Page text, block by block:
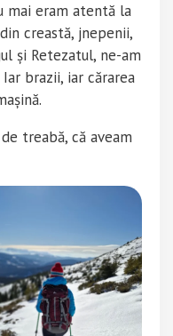
mai eram atentă la
creastă, jnepenii,
și Retezatul, ne-am
brazii, iar cărarea
de treabă, că aveam